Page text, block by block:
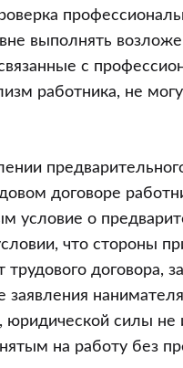
выполнять
с
работника, не
договоре
условие о
что стороны
договора,
юридической силы не
на работу без